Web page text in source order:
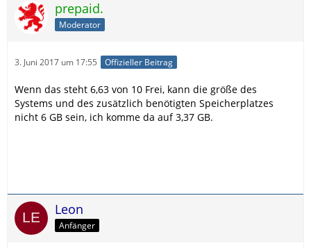
prepaid.
Moderator
3. Juni 2017 um 17:55 Offizieller Beitrag
Wenn das steht 6,63 von 10 Frei, kann die größe des
Systems und des zusätzlich benötigten Speicherplatzes
nicht 6 GB sein, ich komme da auf 3,37 GB.
Leon
Anfänger